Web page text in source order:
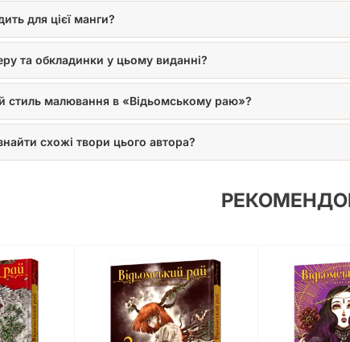
для цієї манги?
та обкладинки у цьому виданні?
стиль малювання в «Відьомському раю»?
схожі твори цього автора?